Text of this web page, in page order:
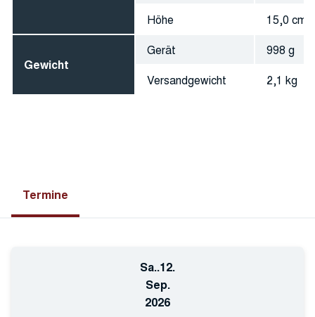
Höhe
15,0 cm
Gewicht
Gerät
998 g
Versandgewicht
2,1 kg
Termine
Sa..12.
Sep.
2026